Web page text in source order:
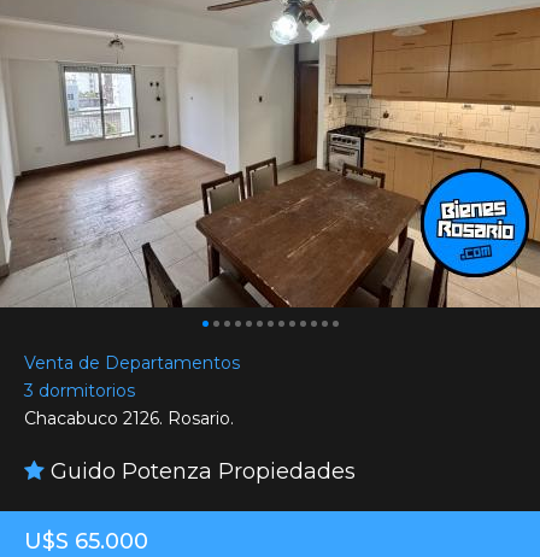
Venta de Departamentos
3 dormitorios
Chacabuco 2126. Rosario.
Guido Potenza Propiedades
U$S 65.000